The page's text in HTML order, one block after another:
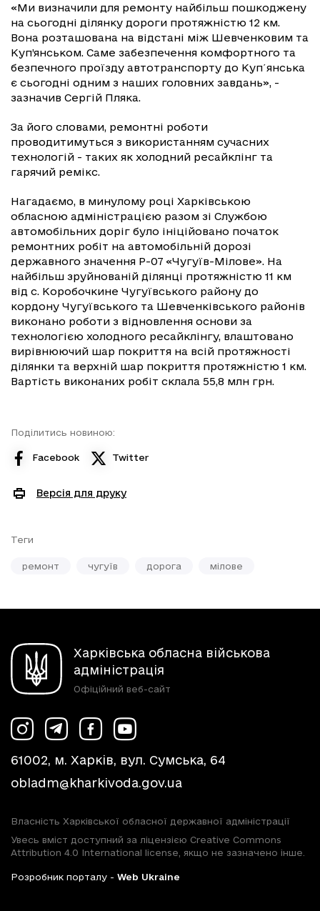
«Ми визначили для ремонту найбільш пошкоджену
на сьогодні ділянку дороги протяжністю 12 км.
Вона розташована на відстані між Шевченковим та
Куп’янськом. Саме забезпечення комфортного та
безпечного проїзду автотранспорту до Куп΄янська
є сьогодні одним з наших головних завдань», -
зазначив Сергій Пляка.
За його словами, ремонтні роботи
проводитимуться з використанням сучасних
технологій - таких як холодний ресайклінг та
гарячий ремікс.
Нагадаємо, в минулому році Харківською
обласною адміністрацією разом зі Службою
автомобільних доріг було ініційовано початок
ремонтних робіт на автомобільній дорозі
державного значення Р-07 «Чугуїв-Мілове». На
найбільш зруйнованій ділянці протяжністю 11 км
від с. Коробочкине Чугуївського району до
кордону Чугуївського та Шевченківського районів
виконано роботи з відновлення основи за
технологією холодного ресайклінгу, влаштовано
вирівнюючий шар покриття на всій протяжності
ділянки та верхній шар покриття протяжністю 1 км.
Вартість виконаних робіт склала 55,8 млн грн.
Поділитись новиною:
Facebook Twitter
Версія для друку
Теги
ремонт чугуїв дорога мілове
Харківська обласна військова
адміністрація
Офіційний веб-сайт
61002, м. Харків, вул. Сумська, 64
obladm@kharkivoda.gov.ua
Власність Харківської обласної державної адміністрації
Увесь вміст доступний за ліцензією Creative Commons
Attribution 4.0 International license, якщо не зазначено інше.
Розробник порталу - Web Ukraine